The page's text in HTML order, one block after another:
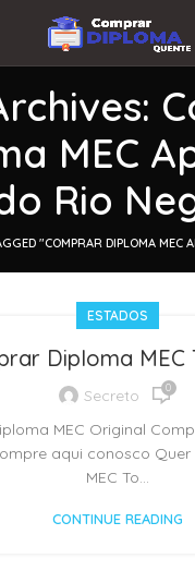
MEC
Rio
"COMPRAR DIPLOMA MEC
ESTADOS
Diploma MEC
Secreto 0
MEC Original
aqui conosco
MEC To...
CONTINUE READING